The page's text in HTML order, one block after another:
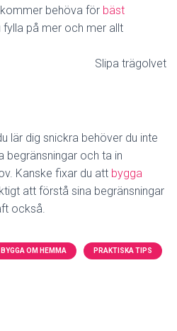
behöva för bäst
fylla på mer och mer allt
lär dig snickra behöver du inte
begränsningar och ta in
Kanske fixar du att bygga
att förstå sina begränsningar
också.
BYGGA OM HEMMA PRAKTISKA TIPS